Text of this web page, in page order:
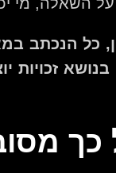
כל הנכתב
זכויות
כך